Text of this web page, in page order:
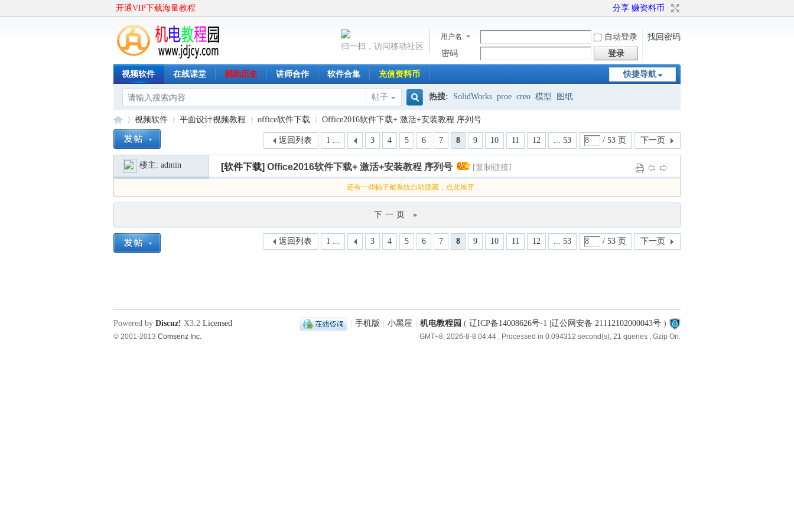
开通VIP下载海量教程 分享 赚资料币
用户名 自动登录
找回密码
密码
登录
扫一扫，访问移动社区
快捷导航
视频软件 在线课堂 捐助历史 讲师合作 软件合集 充值资料币
帖子
搜
索
热搜: SolidWorks proe creo 模型 图纸
»
视频软件
›
平面设计视频教程
›
office软件下载
›
Office2016软件下载+ 激活+安装教程 序列号
1 ... 3 4 5 6 7 8 9 10 11 12 ... 53 / 53 页 下一页
返回列表
楼主: admin [软件下载] Office2016软件下载+ 激活+安装教程 序列号 [复制链接]
还有一些帖子被系统自动隐藏，点此展开
下一页 »
1 ... 3 4 5 6 7 8 9 10 11 12 ... 53 / 53 页 下一页
返回列表
手机版 小黑屋 机电教程园 ( 辽ICP备14008626号-1 |辽公网安备 21112102000043号 )
GMT+8, 2026-8-8 04:44 , Processed in 0.094312 second(s), 21 queries , Gzip On.
Powered by Discuz! X3.2 Licensed
© 2001-2013 Comsenz Inc.